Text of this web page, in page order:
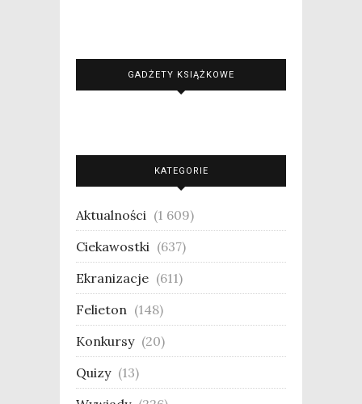
GADŻETY KSIĄŻKOWE
KATEGORIE
Aktualności (1 609)
Ciekawostki (637)
Ekranizacje (611)
Felieton (148)
Konkursy (20)
Quizy (13)